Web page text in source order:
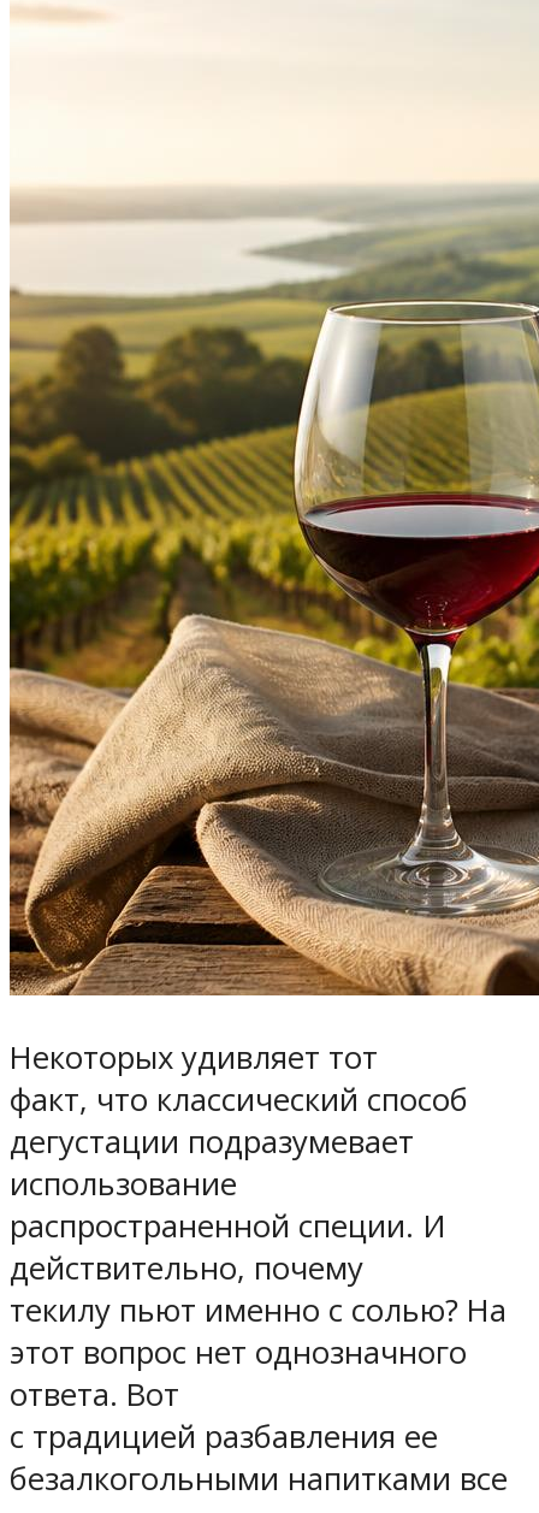
Некоторых удивляет тот
факт, что классический способ
дегустации подразумевает
использование
распространенной специи. И
действительно, почему
текилу пьют именно с солью? На
этот вопрос нет однозначного
ответа. Вот
с традицией разбавления ее
безалкогольными напитками все